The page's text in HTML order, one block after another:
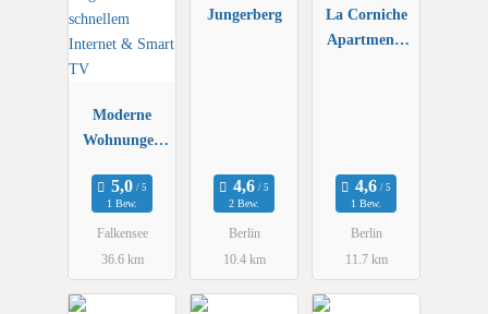
Moderne
Wohnungen
ausgestattet
mit schnellem
Internet &
Smart TV
1 Bew.
Falkensee
36.6 km
Jungerberg
2 Bew.
Berlin
10.4 km
La Corniche
Apartments
1 Bew.
Berlin
11.7 km